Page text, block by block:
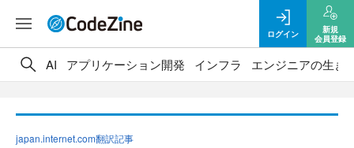
ログイン
新規
会員登録
AI アプリケーション開発 インフラ エンジニアの生き
japan.internet.com翻訳記事